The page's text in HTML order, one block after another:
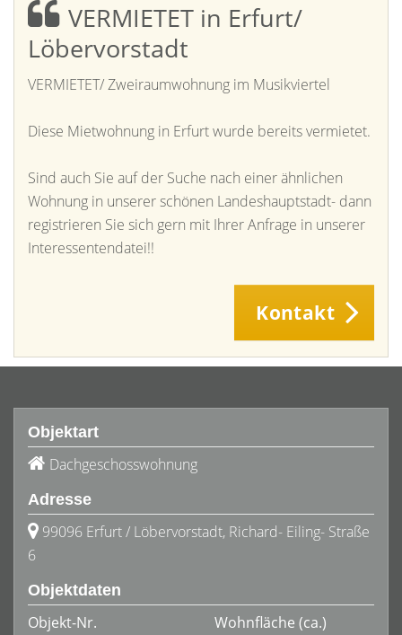
VERMIETET in Erfurt/
Löbervorstadt
VERMIETET/ Zweiraumwohnung im Musikviertel
Diese Mietwohnung in Erfurt wurde bereits vermietet.
Sind auch Sie auf der Suche nach einer ähnlichen
Wohnung in unserer schönen Landeshauptstadt- dann
registrieren Sie sich gern mit Ihrer Anfrage in unserer
Interessentendatei!!
Kontakt
Objektart
Dachgeschosswohnung
Adresse
99096 Erfurt / Löbervorstadt, Richard- Eiling- Straße
6
Objektdaten
Objekt-Nr.
Wohnfläche (ca.)